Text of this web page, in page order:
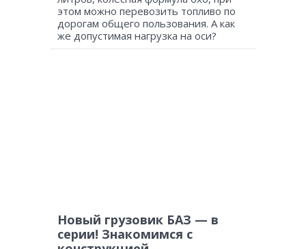
этом можно перевозить топливо по
дорогам общего пользования. А как
же допустимая нагрузка на оси?
Новый грузовик БАЗ — в
серии! Знакомимся с